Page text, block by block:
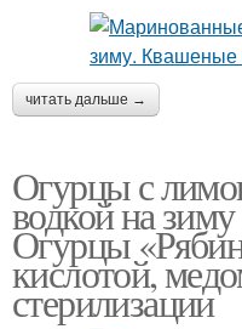
читать дальше →
Огурцы с
водкой на
Огурцы
кислотой,
стерилизации